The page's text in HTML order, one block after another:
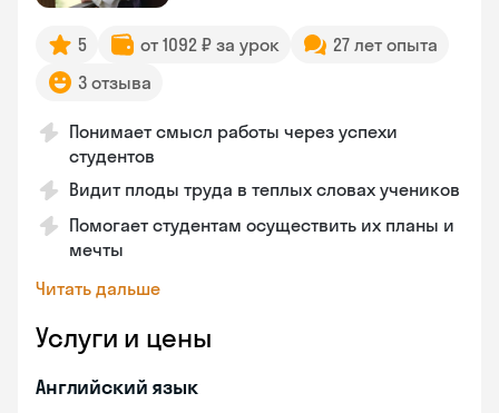
5 от 1092 ₽ за урок
27 лет опыта
3 отзыва
Понимает смысл работы через успехи
студентов
Видит плоды труда в теплых словах учеников
Помогает студентам осуществить их планы и
мечты
Читать дальше
Услуги и цены
Английский язык